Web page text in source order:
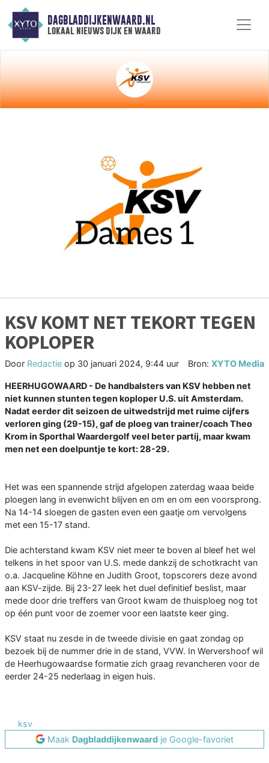
DAGBLADDIJKENWAARD.NL
lokaal nieuws dijk en waard
KSV KOMT NET TEKORT TEGEN
KOPLOPER
Door Redactie op 30 januari 2024, 9:44 uur Bron: XYTO Media
HEERHUGOWAARD - De handbalsters van KSV hebben net
niet kunnen stunten tegen koploper U.S. uit Amsterdam.
Nadat eerder dit seizoen de uitwedstrijd met ruime cijfers
verloren ging (29-15), gaf de ploeg van trainer/coach Theo
Krom in Sporthal Waardergolf veel beter partij, maar kwam
men net een doelpuntje te kort: 28-29.
Het was een spannende strijd afgelopen zaterdag waaa beide
ploegen lang in evenwicht blijven en om en om een voorsprong.
Na 14-14 sloegen de gasten even een gaatje om vervolgens
met een 15-17 stand.
Die achterstand kwam KSV niet meer te boven al bleef het wel
telkens in het spoor van U.S. mede dankzij de schotkracht van
o.a. Jacqueline Köhne en Judith Groot, topscorers deze avond
aan KSV-zijde. Bij 23-27 leek het duel definitief beslist, maar
mede door drie treffers van Groot kwam de thuisploeg nog tot
op één punt voor de zoemer voor een laatste keer ging.
KSV staat nu zesde in de tweede divisie en gaat zondag op
bezoek bij de nummer drie in de stand, VVW. In Wervershoof wil
de Heerhugowaardse formatie zich graag revancheren voor de
eerder 24-25 nederlaag in eigen huis.
ksv
Maak Dagbladdijkenwaard je Google-favoriet